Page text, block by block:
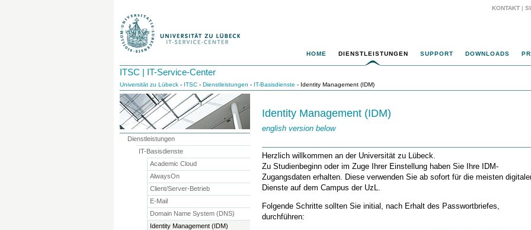
KONTAKT |
HOME DIENSTLEISTUNGEN SUPPORT DOWNLOADS
ITSC | IT-Service-Center
Universität zu Lübeck - ITSC - Dienstleistungen - IT-Basisdienste - Identity Management (IDM)
Identity Management (IDM)
english version below
Herzlich willkommen an der Universität zu Lübeck.
Zu Studienbeginn oder im Zuge Ihrer Einstellung haben Sie Ihre IDM-
Zugangsdaten erhalten. Diese verwenden Sie ab sofort für die meisten
Dienste auf dem Campus der UzL.
Folgende Schritte sollten Sie initial, nach Erhalt des Passwortbriefes,
durchführen:
Dienstleistungen
IT-Basisdienste
Academic Cloud
AlwaysOn
Client/Server-Betrieb
E-Mail
Domain Name System (DNS)
Identity Management (IDM)